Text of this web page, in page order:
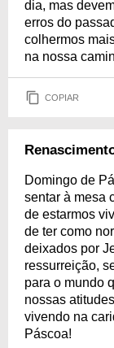
dia, mas
erros do
colhermos
na nossa
COPIAR
Domingo de
sentar à mesa
de estarmos
de ter como
deixados por
ressurreição,
para o mundo
nossas
vivendo na
Páscoa!